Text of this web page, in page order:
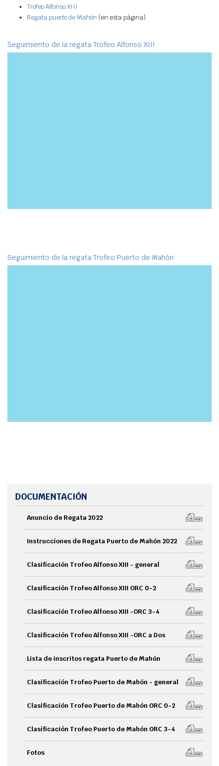
Trofeo Alfonso XIII
Regata puerto de Mahón (en esta página)
Seguimiento de la regata Trofeo Alfonso XIII
Seguimiento de la regata Trofeo Puerto de Mahón
DOCUMENTACIÓN
Anuncio de Regata 2022
Instrucciones de Regata Puerto de Mahón 2022
Clasificación Trofeo Alfonso XIII - general
Clasificación Trofeo Alfonso XIII ORC 0-2
Clasificación Trofeo Alfonso XIII -ORC 3-4
Clasificación Trofeo Alfonso XIII -ORC a Dos
Lista de inscritos regata Puerto de Mahón
Clasificación Trofeo Puerto de Mahón - general
Clasificación Trofeo Puerto de Mahón ORC 0-2
Clasificación Trofeo Puerto de Mahón ORC 3-4
Fotos